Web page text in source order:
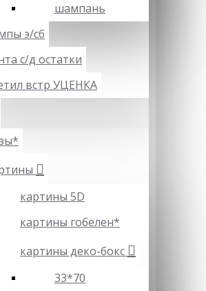
шампань
э/сб
с/д остатки
встр УЦЕНКА
картины 5D
картины гобелен*
картины деко-бокс
33*70